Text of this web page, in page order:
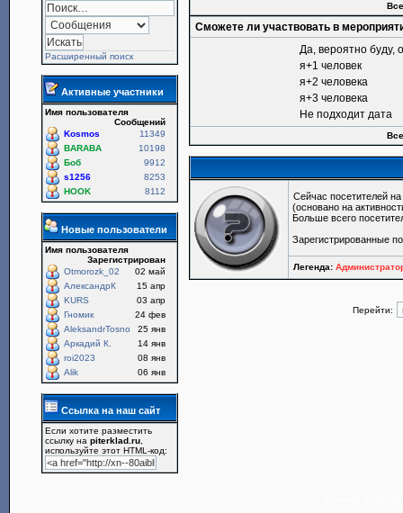
Расширенный поиск
Активные участники
Имя пользователя
Сообщений
Kosmos
11349
BARABA
10198
Боб
9912
s1256
8253
HOOK
8112
Новые пользователи
Имя пользователя
Зарегистрирован
Otmorozk_02
02 май
АлександрК
15 апр
KURS
03 апр
Гномик
24 фев
AleksandrTosno
25 янв
Аркадий К.
14 янв
roi2023
08 янв
Alik
06 янв
Ссылка на наш сайт
Если хотите разместить
ссылку наpiterklad.ru
используйте этот HTML-код:
Сможете ли участвовать в
Да, вероятно буду,
я+1 человек
я+2 человека
я+3 человека
Не подходит дата
Сейчас посетителей
(основано на
Больше всего
Зарегистрированные
Легенда:
Перейти: